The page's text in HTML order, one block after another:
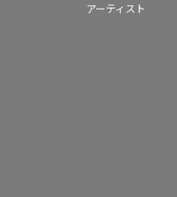
アーティスト